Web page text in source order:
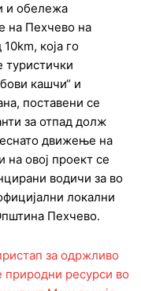
и обележа
на Пехчево на
која го
туристички
кашчи“ и
поставени се
за отпад долж
движење на
на овој проект се
водичи за во
локални
Пехчево.